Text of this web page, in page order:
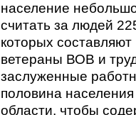
население
считать за людей
которых
ветераны ВОВ и
заслуженные
половина
области, чтобы